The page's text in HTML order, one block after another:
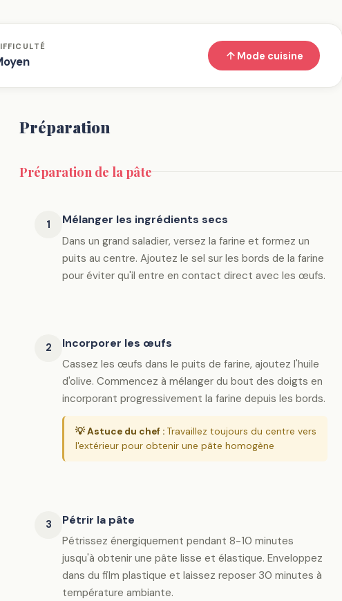
Mode cuisine
Préparation
Préparation de la pâte
1 Mélanger les ingrédients secs
Dans un grand saladier, versez la farine et formez un
puits au centre. Ajoutez le sel sur les bords de la farine
pour éviter qu'il entre en contact direct avec les œufs.
2 Incorporer les œufs
Cassez les œufs dans le puits de farine, ajoutez l'huile
d'olive. Commencez à mélanger du bout des doigts en
incorporant progressivement la farine depuis les bords.
💡 Astuce du chef : Travaillez toujours du centre vers
l'extérieur pour obtenir une pâte homogène
3 Pétrir la pâte
Pétrissez énergiquement pendant 8-10 minutes
jusqu'à obtenir une pâte lisse et élastique. Enveloppez
dans du film plastique et laissez reposer 30 minutes à
température ambiante.